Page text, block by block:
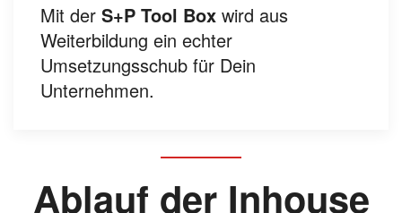
Mit der S+P Tool Box wird aus
Weiterbildung ein echter
Umsetzungsschub für Dein
Unternehmen.
Ablauf der Inhouse